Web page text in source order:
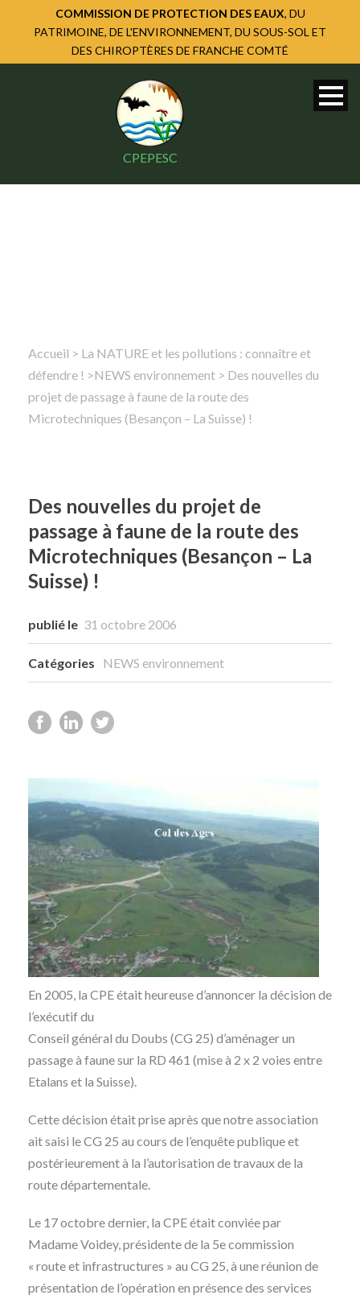
COMMISSION DE PROTECTION DES EAUX, DU
PATRIMOINE, DE L'ENVIRONNEMENT, DU SOUS-SOL ET
DES CHIROPTÈRES DE FRANCHE COMTÉ
CPEPESC
Rechercher
Accueil > La NATURE et les pollutions : connaître et
défendre ! >NEWS environnement > Des nouvelles du
projet de passage à faune de la route des
Microtechniques (Besançon – La Suisse) !
Des nouvelles du projet de
passage à faune de la route des
Microtechniques (Besançon – La
Suisse) !
publié le 31 octobre 2006
Catégories NEWS environnement
En 2005, la CPE était heureuse d’annoncer la décision de
l’exécutif du
Conseil général du Doubs (CG 25) d’aménager un
passage à faune sur la RD 461 (mise à 2 x 2 voies entre
Etalans et la Suisse).
Cette décision était prise après que notre association
ait saisi le CG 25 au cours de l’enquête publique et
postérieurement à la l’autorisation de travaux de la
route départementale.
Le 17 octobre dernier, la CPE était conviée par
Madame Voidey, présidente de la 5e commission
« route et infrastructures » au CG 25, à une réunion de
présentation de l’opération en présence des services